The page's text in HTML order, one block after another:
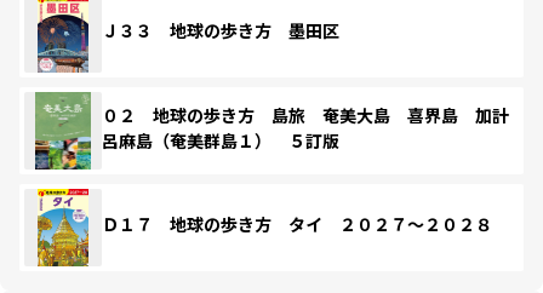
Ｊ３３ 地球の歩き方 墨田区
０２ 地球の歩き方 島旅 奄美大島 喜界島 加計
呂麻島（奄美群島１） ５訂版
Ｄ１７ 地球の歩き方 タイ ２０２７～２０２８